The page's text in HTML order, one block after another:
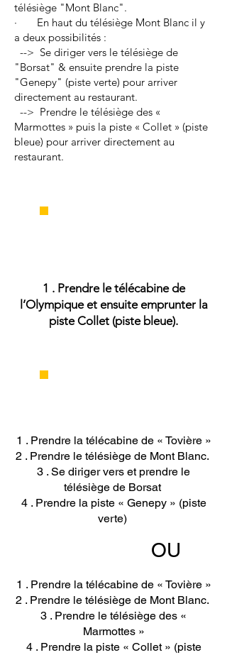
télésiège "Mont Blanc".
· En haut du télésiège Mont Blanc il y
a deux possibilités :
--> Se diriger vers le télésiège de
"Borsat" & ensuite prendre la piste
"Genepy" (piste verte) pour arriver
directement au restaurant.
--> Prendre le télésiège des «
Marmottes » puis la piste « Collet » (piste
bleue) pour arriver directement au
restaurant.
1 . Prendre le télécabine de
l’Olympique et ensuite emprunter la
piste Collet (piste bleue).
1 . Prendre la télécabine de « Tovière »
2 . Prendre le télésiège de Mont Blanc.
3 . Se diriger vers et prendre le
télésiège de Borsat
4 . Prendre la piste « Genepy » (piste
verte)
OU
1 . Prendre la télécabine de « Tovière »
2 . Prendre le télésiège de Mont Blanc.
3 . Prendre le télésiège des «
Marmottes »
4 . Prendre la piste « Collet » (piste